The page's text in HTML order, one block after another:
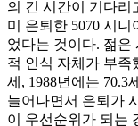
의 긴 시간이 기다리
미 은퇴한 5070 시
었다는 것이다. 젊은
적 인식 자체가 부족
세, 1988년에는 70.3
늘어나면서 은퇴가
이 우선순위가 되는